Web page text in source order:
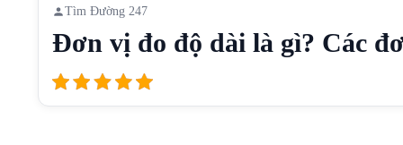
Tìm Đường 247
Đơn vị đo độ dài là gì? Các